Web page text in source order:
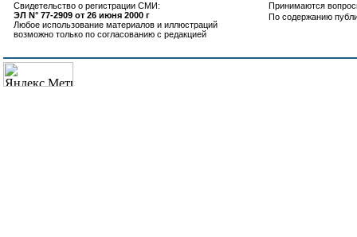
Свидетельство о регистрации СМИ:
ЭЛ N° 77-2909 от 26 июня 2000 г
Любое использование материалов и иллюстраций
возможно только по согласованию с редакцией
Принимаются
По содержанию